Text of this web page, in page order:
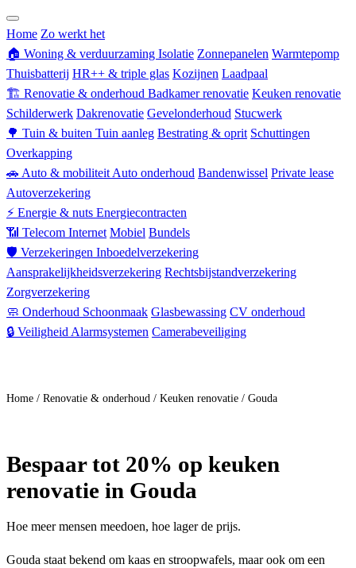
Home Zo werkt het
🏠 Woning & verduurzaming Isolatie Zonnepanelen Warmtepomp
Thuisbatterij HR++ & triple glas Kozijnen Laadpaal
🏗 Renovatie & onderhoud Badkamer renovatie Keuken renovatie
Schilderwerk Dakrenovatie Gevelonderhoud Stucwerk
🌳 Tuin & buiten Tuin aanleg Bestrating & oprit Schuttingen
Overkapping
🚗 Auto & mobiliteit Auto onderhoud Bandenwissel Private lease
Autoverzekering
⚡ Energie & nuts Energiecontracten
📶 Telecom Internet Mobiel Bundels
🛡 Verzekeringen Inboedelverzekering
Aansprakelijkheidsverzekering Rechtsbijstandverzekering
Zorgverzekering
🧼 Onderhoud Schoonmaak Glasbewassing CV onderhoud
🔒 Veiligheid Alarmsystemen Camerabeveiliging
Home / Renovatie & onderhoud / Keuken renovatie / Gouda
Bespaartot 20% op keuken
renovatie in Gouda
Hoe meer mensen meedoen, hoe lager de prijs.
Gouda staat bekend om kaas en stroopwafels, maar ook om een